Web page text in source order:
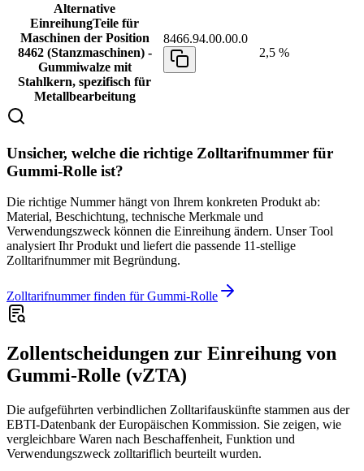
Alternative
EinreihungTeile für
Maschinen der Position
8462 (Stanzmaschinen) -
Gummiwalze mit
Stahlkern, spezifisch für
Metallbearbeitung
8466.94.00.00.0
2,5 %
Unsicher, welche die richtige Zolltarifnummer für
Gummi-Rolle ist?
Die richtige Nummer hängt von Ihrem konkreten Produkt ab:
Material, Beschichtung, technische Merkmale und
Verwendungszweck können die Einreihung ändern. Unser Tool
analysiert Ihr Produkt und liefert die passende 11-stellige
Zolltarifnummer mit Begründung.
Zolltarifnummer finden für Gummi-Rolle
Zollentscheidungen zur Einreihung von
Gummi-Rolle (vZTA)
Die aufgeführten verbindlichen Zolltarifauskünfte stammen aus der
EBTI-Datenbank der Europäischen Kommission. Sie zeigen, wie
vergleichbare Waren nach Beschaffenheit, Funktion und
Verwendungszweck zolltariflich beurteilt wurden.